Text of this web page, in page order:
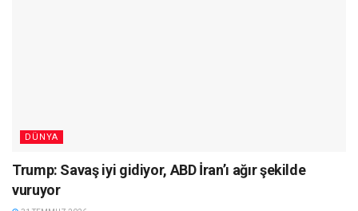
DÜNYA
Trump: Savaş iyi gidiyor, ABD İran’ı ağır şekilde
vuruyor